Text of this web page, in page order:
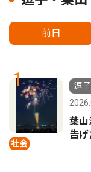
前日
1
社会
逗
葉
告げ